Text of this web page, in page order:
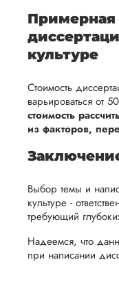
Примерная
культуре
Стоимость
варьироваться от
стоимость
из факторов,
Выбор темы и
культуре -
требующий
Надеемся, что
при написании